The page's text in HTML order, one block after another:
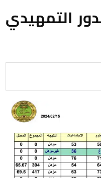
التمهيدي